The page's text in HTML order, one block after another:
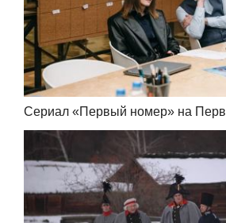
Сериал «Первый номер» на